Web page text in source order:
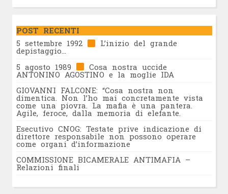
POST RECENTI
5 settembre 1992
L’inizio del grande
depistaggio…
5 agosto 1989
Cosa nostra uccide
ANTONINO AGOSTINO e la moglie IDA
GIOVANNI FALCONE: “Cosa nostra non
dimentica. Non l’ho mai concretamente vista
come una piovra. La mafia è una pantera.
Agile, feroce, dalla memoria di elefante.
Esecutivo CNOG: Testate prive indicazione di
direttore responsabile non possono operare
come organi d’informazione
COMMISSIONE BICAMERALE ANTIMAFIA –
Relazioni finali